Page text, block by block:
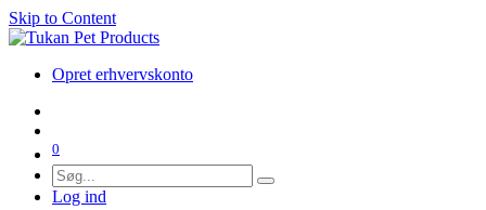
Skip to Content
Opret erhvervskonto
0
Log ind